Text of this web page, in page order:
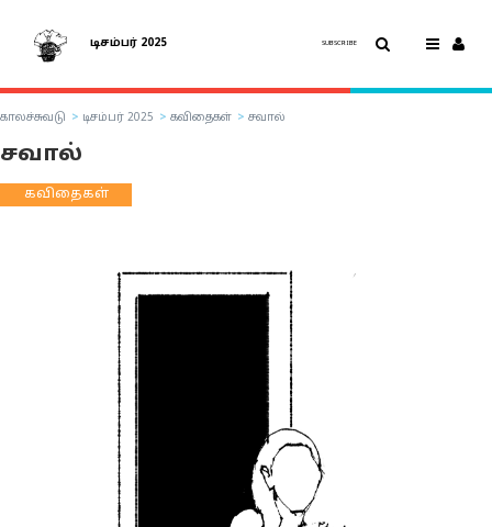
டிசம்பர் 2025 SUBSCRIBE
காலச்சுவடு டிசம்பர் 2025 கவிதைகள் சவால்
சவால்
கவிதைகள்